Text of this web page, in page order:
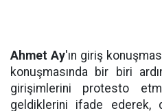
Ahmet Ay'ın giriş
konuşmasında bir biri
girişimlerini protesto
geldiklerini ifade ederek,